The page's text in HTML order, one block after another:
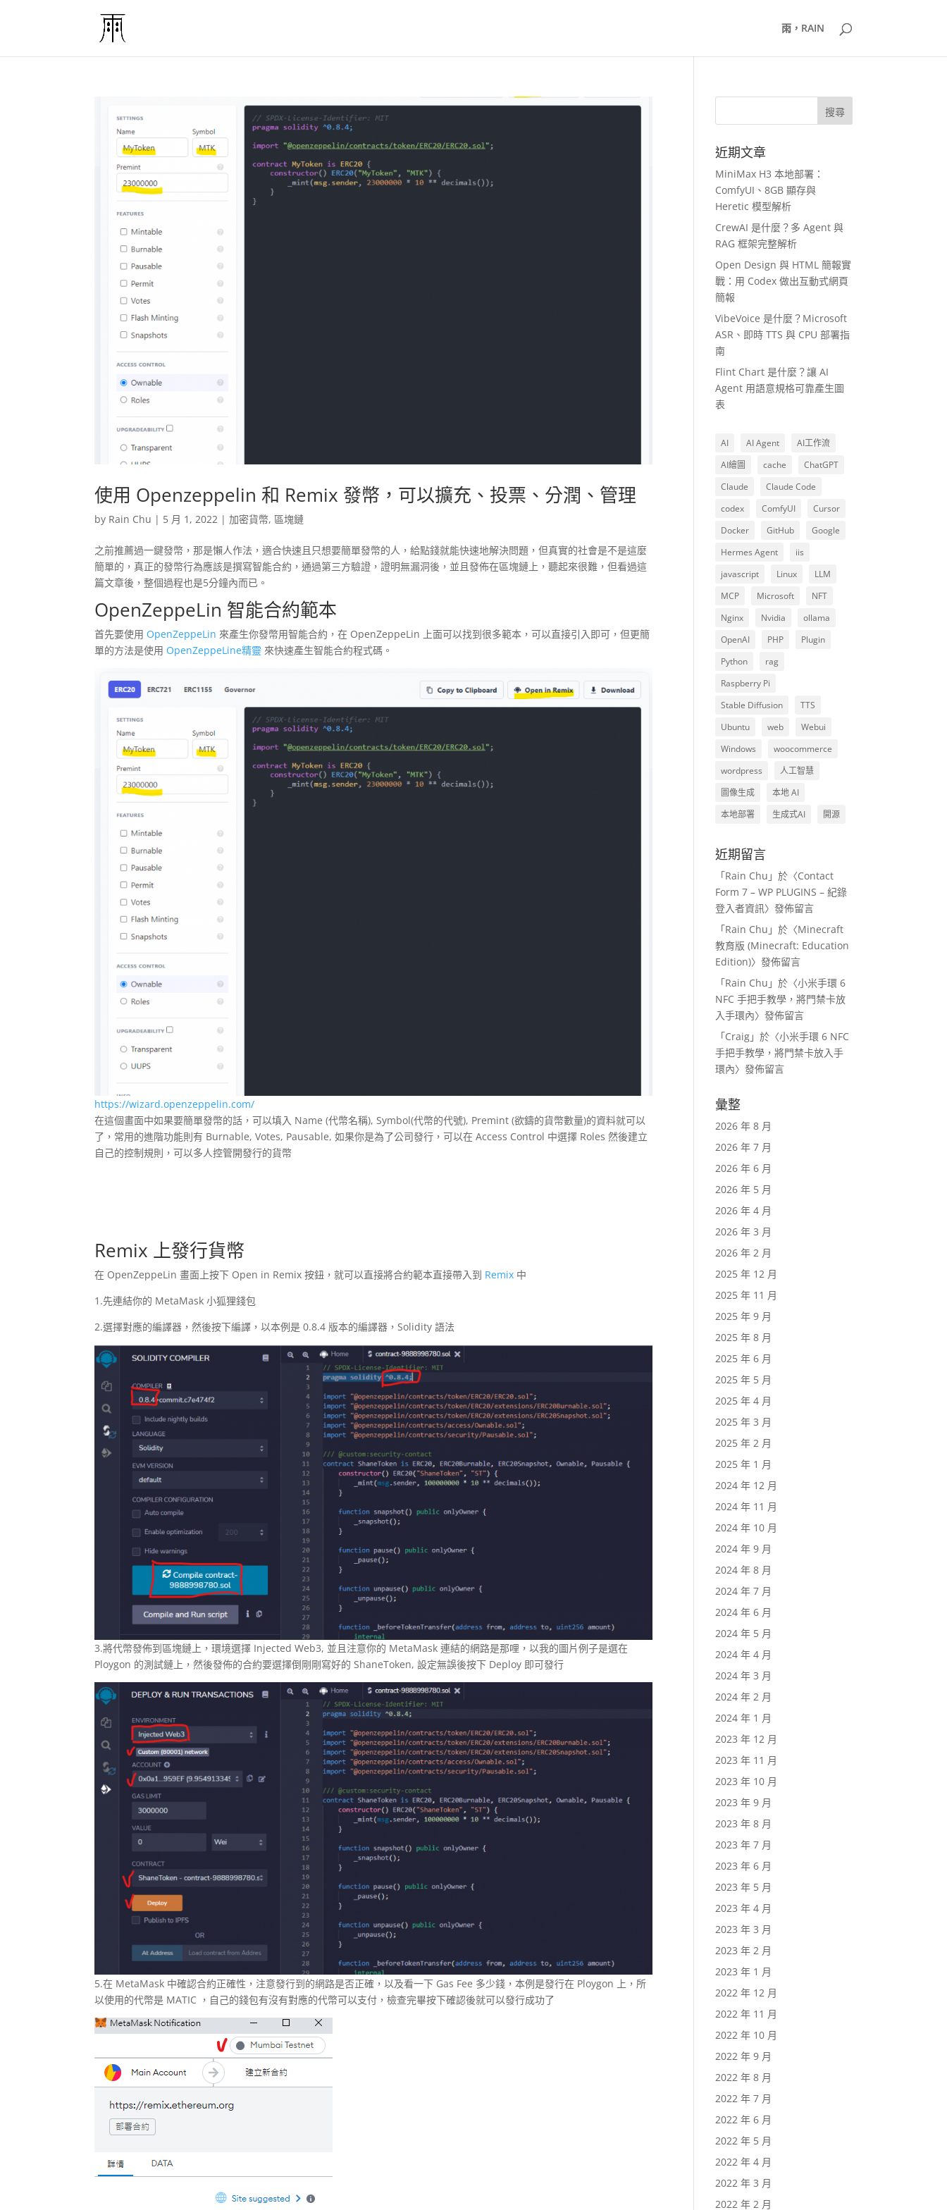
雨，RAIN
使用 Openzeppelin 和 Remix 發幣，可以擴充、投票、分潤、管理
by Rain Chu | 5 月 1, 2022 |加密貨幣,區塊鏈
之前推薦過一鍵發幣，那是懶人作法，適合快速且只想要簡單發幣的人，給點錢就能快速地解決問題，但真實的社會是不是這麼
簡單的，真正的發幣行為應該是撰寫智能合約，通過第三方驗證，證明無漏洞後，並且發佈在區塊鏈上，聽起來很難，但看過這
篇文章後，整個過程也是5分鐘內而已。
OpenZeppeLin 智能合約範本
首先要使用 OpenZeppeLin 來產生你發幣用智能合約，在 OpenZeppeLin 上面可以找到很多範本，可以直接引入即可，但更簡
單的方法是使用 OpenZeppeLine精靈 來快速產生智能合約程式碼。
https://wizard.openzeppelin.com/
在這個畫面中如果要簡單發幣的話，可以填入 Name (代幣名稱), Symbol(代幣的代號), Premint (欲鑄的貨幣數量)的資料就可以
了，常用的進階功能則有 Burnable, Votes, Pausable, 如果你是為了公司發行，可以在 Access Control 中選擇 Roles 然後建立
自己的控制規則，可以多人控管開發行的貨幣
Remix 上發行貨幣
在 OpenZeppeLin 畫面上按下 Open in Remix 按鈕，就可以直接將合約範本直接帶入到 Remix 中
1.先連結你的 MetaMask 小狐狸錢包
2.選擇對應的編譯器，然後按下編譯，以本例是 0.8.4 版本的編譯器，Solidity 語法
3.將代幣發佈到區塊鏈上，環境選擇 Injected Web3, 並且注意你的 MetaMask 連結的網路是那哩，以我的圖片例子是選在
Ploygon 的測試鏈上，然後發佈的合約要選擇倒剛剛寫好的 ShaneToken, 設定無誤後按下 Deploy 即可發行
5.在 MetaMask 中確認合約正確性，注意發行到的網路是否正確，以及看一下 Gas Fee 多少錢，本例是發行在 Ploygon 上，所
以使用的代幣是 MATIC ，自己的錢包有沒有對應的代幣可以支付，檢查完畢按下確認後就可以發行成功了
近期文章
MiniMax H3 本地部署：
ComfyUI、8GB 顯存與
Heretic 模型解析
CrewAI 是什麼？多 Agent 與
RAG 框架完整解析
Open Design 與 HTML 簡報實
戰：用 Codex 做出互動式網頁
簡報
VibeVoice 是什麼？Microsoft
ASR、即時 TTS 與 CPU 部署指
南
Flint Chart 是什麼？讓 AI
Agent 用語意規格可靠產生圖
表
AI AI Agent
AI工作流
AI繪圖
cache
ChatGPT
Claude
Claude Code
codex
ComfyUI
Cursor
Docker
GitHub
Google
Hermes Agent
iis
javascript
Linux
LLM
MCP
Microsoft
NFT
Nginx
Nvidia
ollama
OpenAI
PHP
Plugin
Python
rag
Raspberry Pi
Stable Diffusion
TTS
Ubuntu
web
Webui
Windows
woocommerce
wordpress
人工智慧
圖像生成
本地 AI
本地部署
生成式AI 開源
近期留言
「Rain Chu 」於〈Contact
Form 7 – WP PLUGINS – 紀錄
登入者資訊〉發佈留言
「Rain Chu 」於〈Minecraft
教育版 (Minecraft: Education
Edition)〉發佈留言
「Rain Chu 」於〈小米手環 6
NFC 手把手教學，將門禁卡放
入手環內〉發佈留言
「Craig 」於〈小米手環 6 NFC
手把手教學，將門禁卡放入手
環內〉發佈留言
彙整
2026 年 8 月
2026 年 7 月
2026 年 6 月
2026 年 5 月
2026 年 4 月
2026 年 3 月
2026 年 2 月
2025 年 12 月
2025 年 11 月
2025 年 9 月
2025 年 8 月
2025 年 6 月
2025 年 5 月
2025 年 4 月
2025 年 3 月
2025 年 2 月
2025 年 1 月
2024 年 12 月
2024 年 11 月
2024 年 10 月
2024 年 9 月
2024 年 8 月
2024 年 7 月
2024 年 6 月
2024 年 5 月
2024 年 4 月
2024 年 3 月
2024 年 2 月
2024 年 1 月
2023 年 12 月
2023 年 11 月
2023 年 10 月
2023 年 9 月
2023 年 8 月
2023 年 7 月
2023 年 6 月
2023 年 5 月
2023 年 4 月
2023 年 3 月
2023 年 2 月
2023 年 1 月
2022 年 12 月
2022 年 11 月
2022 年 10 月
2022 年 9 月
2022 年 8 月
2022 年 7 月
2022 年 6 月
2022 年 5 月
2022 年 4 月
2022 年 3 月
2022 年 2 月